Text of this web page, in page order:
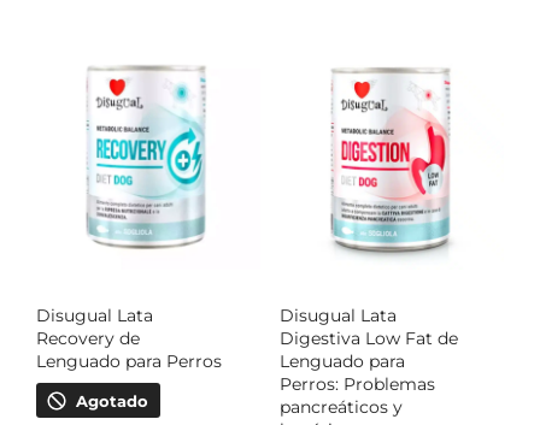
Disugual Lata
Recovery de
Lenguado para Perros
Agotado
Disugual Lata
Digestiva Low Fat de
Lenguado para
Perros: Problemas
pancreáticos y